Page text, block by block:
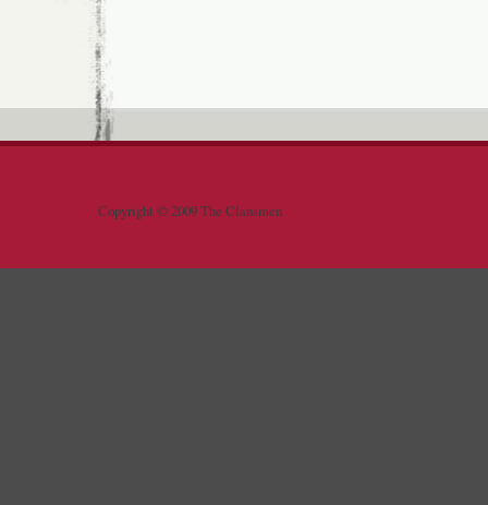
Copyright © 2009 The Clansmen